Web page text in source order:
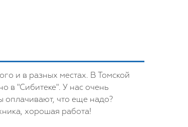
и в разных местах. В Томской
в "Сибитеке". У нас очень
оплачивают, что еще надо?
хорошая работа!